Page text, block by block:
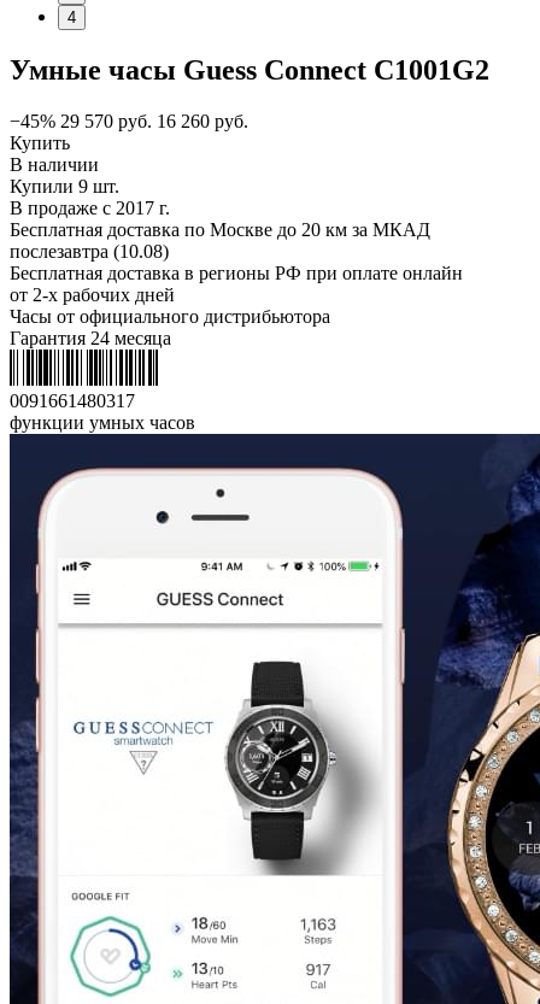
4
Умные часы Guess Connect C1001G2
−45% 29 570 руб. 16 260 руб.
Купить
В наличии
Купили 9 шт.
В продаже с 2017 г.
Бесплатная доставка по Москве до 20 км за МКАД
послезавтра (10.08)
Бесплатная доставка в регионы РФ при оплате онлайн
от 2-х рабочих дней
Часы от официального дистрибьютора
Гарантия 24 месяца
0091661480317
функции умных часов